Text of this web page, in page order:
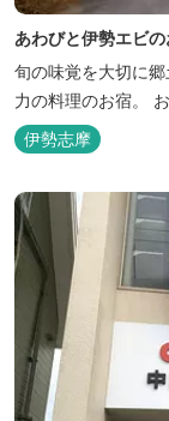
あわびと伊勢エビ
旬の味覚を大切に
力の料理のお宿。
伊勢志摩